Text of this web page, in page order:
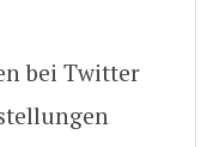
bei Twitter